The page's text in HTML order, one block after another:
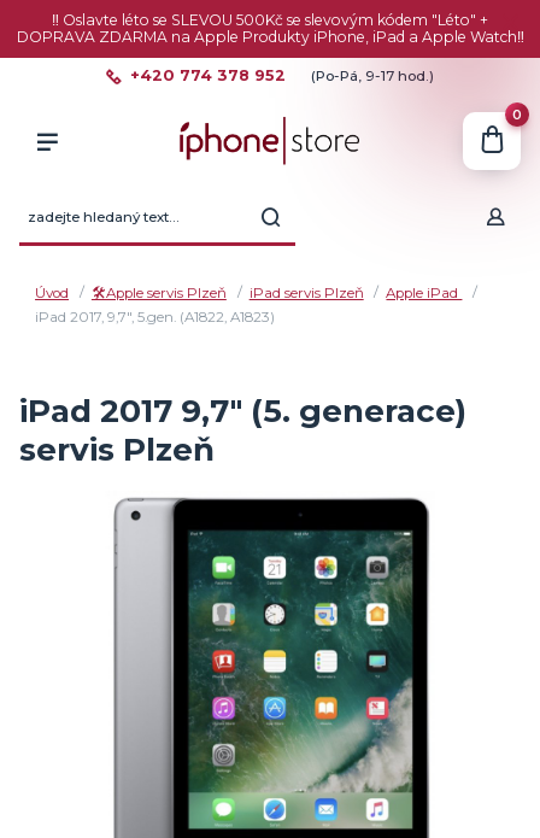
‼️ Oslavte léto se SLEVOU 500Kč se slevovým kódem "Léto" +
DOPRAVA ZDARMA na Apple Produkty iPhone, iPad a Apple Watch‼️
+420 774 378 952 (Po-Pá, 9-17 hod.)
0
Úvod 🛠️Apple servis Plzeň iPad servis Plzeň
Apple iPad
iPad 2017, 9,7", 5.gen. (A1822, A1823)
iPad 2017 9,7" (5. generace)
servis Plzeň